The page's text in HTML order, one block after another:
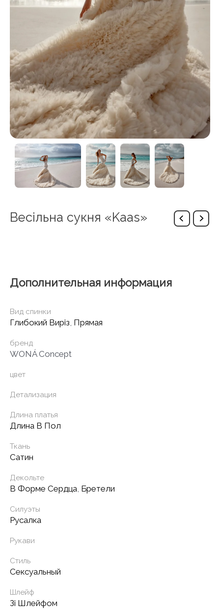
Весільна сукня «Kaas»
Дополнительная информация
Вид спинки
Глибокий Виріз, Прямая
бренд
WONÁ Concept
цвет
Детализация
Длина платья
Длина В Пол
Ткань
Сатин
Декольте
В Форме Сердца, Бретели
Силуэты
Русалка
Рукави
Стиль
Сексуальный
Шлейф
Зі Шлейфом